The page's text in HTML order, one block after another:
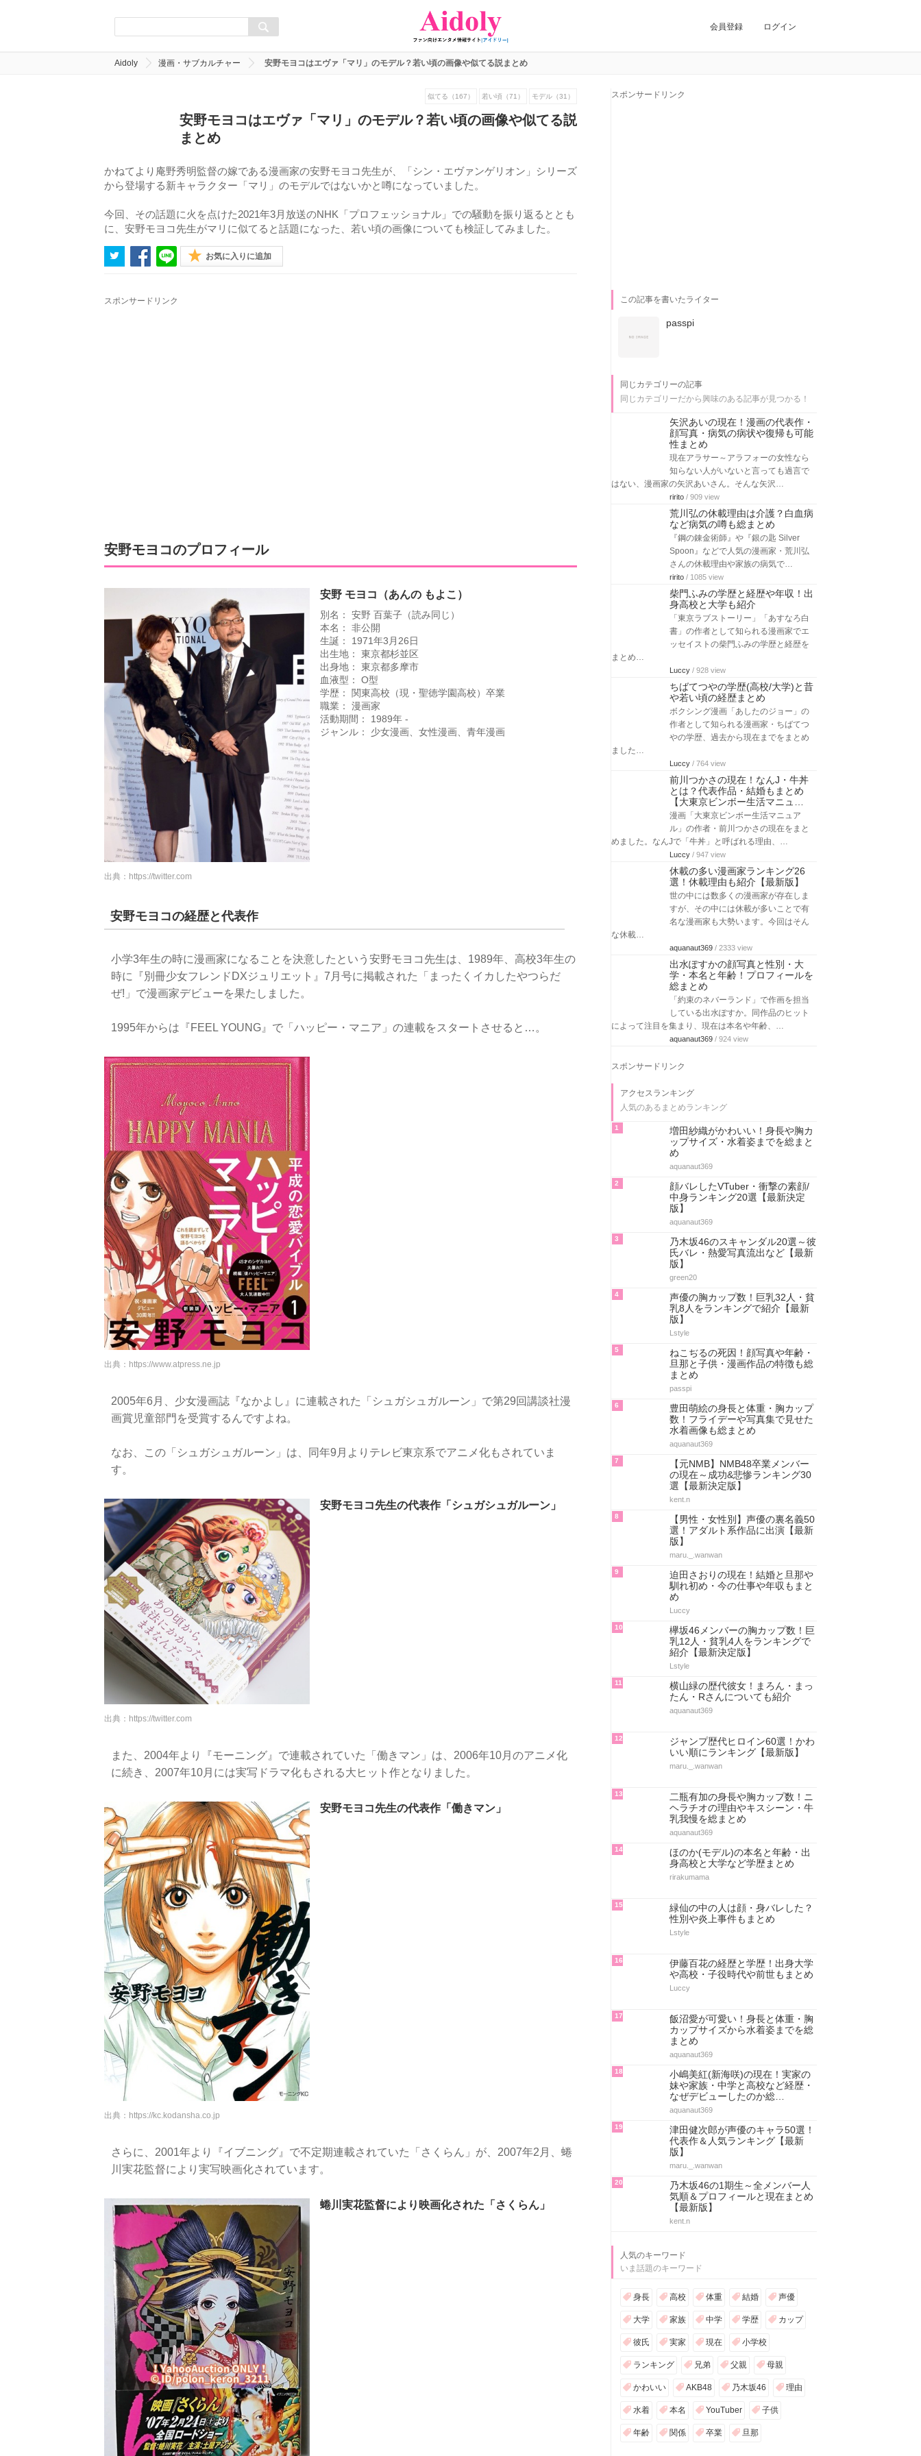
会員登録 ログイン
Aidoly 漫画・サブカルチャー 安野モヨコはエヴァ「マリ」のモデル？若い頃の画像や似てる説まとめ
似てる（167） 若い頃（71） モデル（31）
安野モヨコはエヴァ「マリ」のモデル？若い頃の画像や似てる説
まとめ
かねてより庵野秀明監督の嫁である漫画家の安野モヨコ先生が、「シン・エヴァンゲリオン」シリーズ
から登場する新キャラクター「マリ」のモデルではないかと噂になっていました。
今回、その話題に火を点けた2021年3月放送のNHK「プロフェッショナル」での騒動を振り返るととも
に、安野モヨコ先生がマリに似てると話題になった、若い頃の画像についても検証してみました。
お気に入りに追加
スポンサードリンク
安野モヨコのプロフィール
安野 モヨコ（あんの もよこ）
別名： 安野 百葉子（読み同じ）
本名： 非公開
生誕： 1971年3月26日
出生地： 東京都杉並区
出身地： 東京都多摩市
血液型： O型
学歴： 関東高校（現・聖徳学園高校）卒業
職業： 漫画家
活動期間： 1989年 -
ジャンル： 少女漫画、女性漫画、青年漫画
出典： https://twitter.com
安野モヨコの経歴と代表作
小学3年生の時に漫画家になることを決意したという安野モヨコ先生は、1989年、高校3年生の
時に『別冊少女フレンドDXジュリエット』7月号に掲載された「まったくイカしたやつらだ
ぜ!」で漫画家デビューを果たしました。
1995年からは『FEEL YOUNG』で「ハッピー・マニア」の連載をスタートさせると…。
出典： https://www.atpress.ne.jp
2005年6月、少女漫画誌『なかよし』に連載された「シュガシュガルーン」で第29回講談社漫
画賞児童部門を受賞するんですよね。
なお、この「シュガシュガルーン」は、同年9月よりテレビ東京系でアニメ化もされていま
す。
安野モヨコ先生の代表作「シュガシュガルーン」
出典： https://twitter.com
また、2004年より『モーニング』で連載されていた「働きマン」は、2006年10月のアニメ化
に続き、2007年10月には実写ドラマ化もされる大ヒット作となりました。
安野モヨコ先生の代表作「働きマン」
出典： https://kc.kodansha.co.jp
さらに、2001年より『イブニング』で不定期連載されていた「さくらん」が、2007年2月、蜷
川実花監督により実写映画化されています。
蜷川実花監督により映画化された「さくらん」
スポンサードリンク
この記事を書いたライター
passpi
同じカテゴリーの記事
同じカテゴリーだから興味のある記事が見つかる！
矢沢あいの現在！漫画の代表作・
顔写真・病気の病状や復帰も可能
性まとめ
現在アラサー～アラフォーの女性なら
知らない人がいないと言っても過言で
はない、漫画家の矢沢あいさん。そんな矢沢…
ririto / 909 view
荒川弘の休載理由は介護？白血病
など病気の噂も総まとめ
『鋼の錬金術師』や『銀の匙 Silver
Spoon』などで人気の漫画家・荒川弘
さんの休載理由や家族の病気で…
ririto / 1085 view
柴門ふみの学歴と経歴や年収！出
身高校と大学も紹介
「東京ラブストーリー」「あすなろ白
書」の作者として知られる漫画家でエ
ッセイストの柴門ふみの学歴と経歴を
まとめ…
Luccy / 928 view
ちばてつやの学歴(高校/大学)と昔
や若い頃の経歴まとめ
ボクシング漫画「あしたのジョー」の
作者として知られる漫画家・ちばてつ
やの学歴、過去から現在までをまとめ
ました…
Luccy / 764 view
前川つかさの現在！なんJ・牛丼
とは？代表作品・結婚もまとめ
【大東京ビンボー生活マニュ…
漫画「大東京ビンボー生活マニュア
ル」の作者・前川つかさの現在をまと
めました。なんJで「牛丼」と呼ばれる理由、…
Luccy / 947 view
休載の多い漫画家ランキング26
選！休載理由も紹介【最新版】
世の中には数多くの漫画家が存在しま
すが、その中には休載が多いことで有
名な漫画家も大勢います。今回はそん
な休載…
aquanaut369 / 2333 view
出水ぽすかの顔写真と性別・大
学・本名と年齢！プロフィールを
総まとめ
「約束のネバーランド」で作画を担当
している出水ぽすか。同作品のヒット
によって注目を集まり、現在は本名や年齢、…
aquanaut369 / 924 view
スポンサードリンク
アクセスランキング
人気のあるまとめランキング
1
増田紗織がかわいい！身長や胸カ
ップサイズ・水着姿までを総まと
め
aquanaut369
2
顔バレしたVTuber・衝撃の素顔/
中身ランキング20選【最新決定
版】
aquanaut369
3
乃木坂46のスキャンダル20選～彼
氏バレ・熱愛写真流出など【最新
版】
green20
4
声優の胸カップ数！巨乳32人・貧
乳8人をランキングで紹介【最新
版】
Lstyle
5
ねこぢるの死因！顔写真や年齢・
旦那と子供・漫画作品の特徴も総
まとめ
passpi
6
豊田萌絵の身長と体重・胸カップ
数！フライデーや写真集で見せた
水着画像も総まとめ
aquanaut369
7
【元NMB】NMB48卒業メンバー
の現在～成功&悲惨ランキング30
選【最新決定版】
kent.n
8
【男性・女性別】声優の裏名義50
選！アダルト系作品に出演【最新
版】
maru._.wanwan
9
迫田さおりの現在！結婚と旦那や
馴れ初め・今の仕事や年収もまと
め
Luccy
10
欅坂46メンバーの胸カップ数！巨
乳12人・貧乳4人をランキングで
紹介【最新決定版】
Lstyle
11
横山緑の歴代彼女！まろん・まっ
たん・Rさんについても紹介
aquanaut369
12
ジャンプ歴代ヒロイン60選！かわ
いい順にランキング【最新版】
maru._.wanwan
13
二瓶有加の身長や胸カップ数！ニ
ヘラチオの理由やキスシーン・牛
乳我慢を総まとめ
aquanaut369
14
ほのか(モデル)の本名と年齢・出
身高校と大学など学歴まとめ
rirakumama
15
緑仙の中の人は顔・身バレした？
性別や炎上事件もまとめ
Lstyle
16
伊藤百花の経歴と学歴！出身大学
や高校・子役時代や前世もまとめ
Luccy
17
飯沼愛が可愛い！身長と体重・胸
カップサイズから水着姿までを総
まとめ
aquanaut369
18
小嶋美紅(新海咲)の現在！実家の
妹や家族・中学と高校など経歴・
なぜデビューしたのか総…
aquanaut369
19
津田健次郎が声優のキャラ50選！
代表作＆人気ランキング【最新
版】
maru._.wanwan
20
乃木坂46の1期生～全メンバー人
気順＆プロフィールと現在まとめ
【最新版】
kent.n
人気のキーワード
いま話題のキーワード
身長 高校 体重 結婚 声優
大学 家族 中学 学歴 カップ
彼氏 実家 現在 小学校
ランキング 兄弟 父親 母親
かわいい AKB48 乃木坂46 理由
水着 本名 YouTuber 子供
年齢 関係 卒業 旦那